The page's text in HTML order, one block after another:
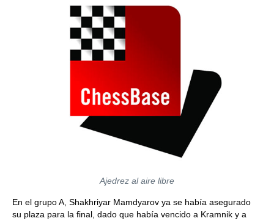
Ajedrez al aire libre
En el grupo A, Shakhriyar Mamdyarov ya se había asegurado
su plaza para la final, dado que había vencido a Kramnik y a